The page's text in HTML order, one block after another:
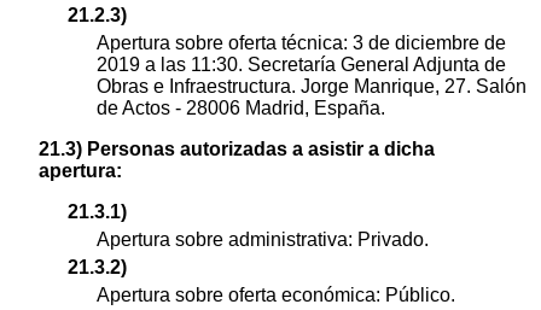
21.2.3)
Apertura sobre oferta técnica: 3 de diciembre de
2019 a las 11:30. Secretaría General Adjunta de
Obras e Infraestructura. Jorge Manrique, 27. Salón
de Actos - 28006 Madrid, España.
21.3) Personas autorizadas a asistir a dicha
apertura:
21.3.1)
Apertura sobre administrativa: Privado.
21.3.2)
Apertura sobre oferta económica: Público.